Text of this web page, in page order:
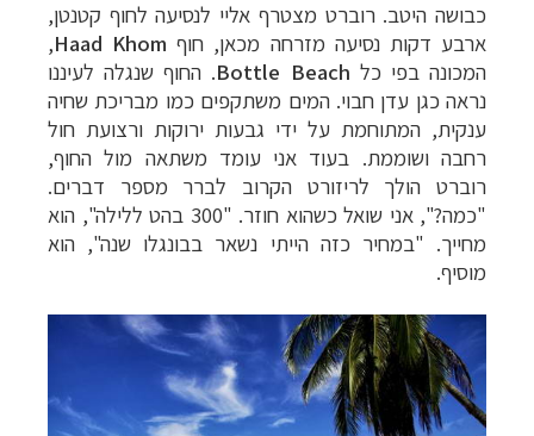
כבושה היטב. רוברט מצטרף אליי לנסיעה לחוף קטנטן,
ארבע דקות נסיעה מזרחה מכאן, חוף Haad Khom
,
המכונה בפי כל Bottle Beach. החוף שנגלה לעיננו
נראה כגן עדן חבוי. המים משתקפים כמו מבריכת שחיה
ענקית, המתוחמת על ידי גבעות ירוקות ורצועת חול
רחבה ושוממת. בעוד אני עומד משתאה מול החוף,
רוברט הולך לריזורט הקרוב לברר מספר דברים.
"כמה?", אני שואל כשהוא חוזר. "300 בהט ללילה", הוא
מחייך. "במחיר כזה הייתי נשאר בבונגלו שנה", הוא
מוסיף.